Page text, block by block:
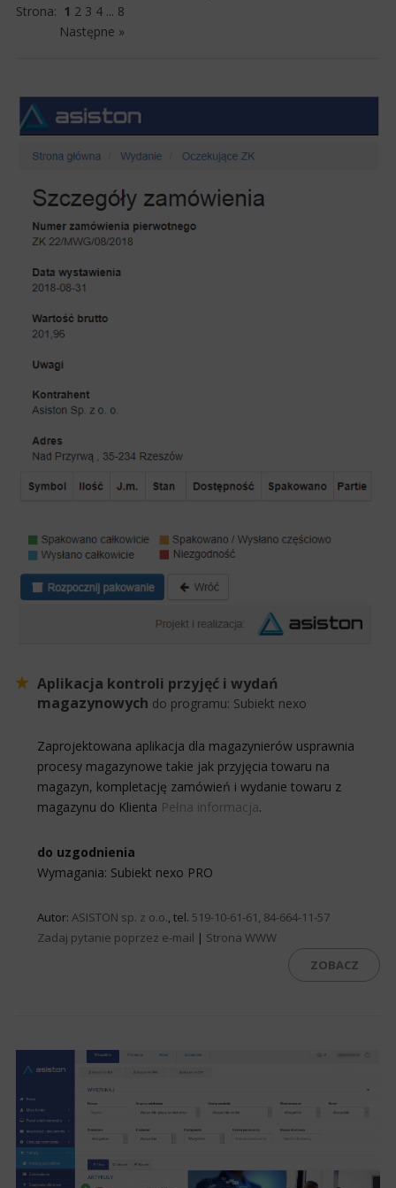
Strona: 1 2 3 4 ... 8
Następne »
Aplikacja kontroli przyjęć i wydań
magazynowych do programu: Subiekt nexo
Zaprojektowana aplikacja dla magazynierów usprawnia
procesy magazynowe takie jak przyjęcia towaru na
magazyn, kompletację zamówień i wydanie towaru z
magazynu do Klienta Pełna informacja.
do uzgodnienia
Wymagania: Subiekt nexo PRO
Autor: ASISTON sp. z o.o., tel. 519-10-61-61, 84-664-11-57
Zadaj pytanie poprzez e-mail | Strona WWW
ZOBACZ